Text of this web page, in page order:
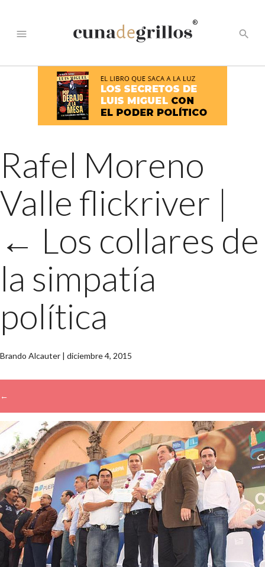
menu
®
search
Rafel Moreno
Valle flickriver |
← Los collares de
la simpatía
política
Brando Alcauter | diciembre 4, 2015
←
→